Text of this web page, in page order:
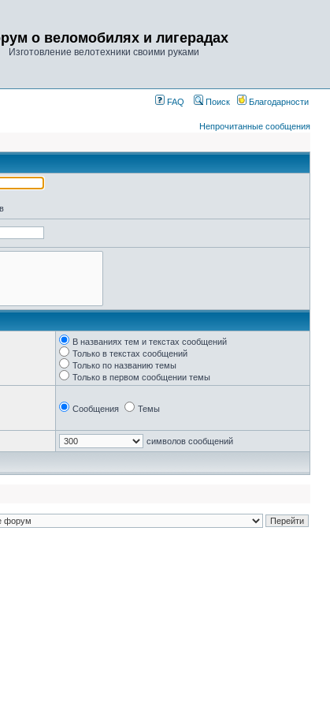
о веломобилях и лигерадах
Изготовление велотехники своими руками
FAQ Поиск Благодарности
Непрочитанные сообщения
В названиях тем и текстах сообщений
Только в текстах сообщений
Только по названию темы
Только в первом сообщении темы
Сообщения Темы
символов сообщений